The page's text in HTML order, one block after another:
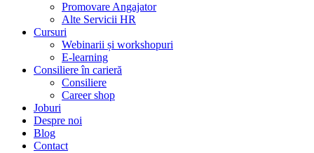
Promovare Angajator
Alte Servicii HR
Cursuri
Webinarii și workshopuri
E-learning
Consiliere în carieră
Consiliere
Career shop
Joburi
Despre noi
Blog
Contact